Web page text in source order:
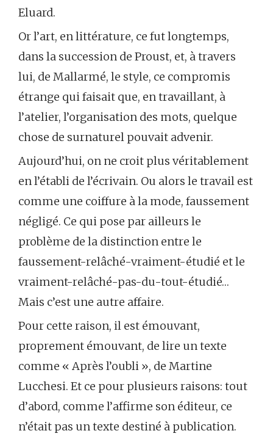
Eluard.
Or l’art, en littérature, ce fut longtemps,
dans la succession de Proust, et, à travers
lui, de Mallarmé, le style, ce compromis
étrange qui faisait que, en travaillant, à
l’atelier, l’organisation des mots, quelque
chose de surnaturel pouvait advenir.
Aujourd’hui, on ne croit plus véritablement
en l’établi de l’écrivain. Ou alors le travail est
comme une coiffure à la mode, faussement
négligé. Ce qui pose par ailleurs le
problème de la distinction entre le
faussement-relâché-vraiment-étudié et le
vraiment-relâché-pas-du-tout-étudié…
Mais c’est une autre affaire.
Pour cette raison, il est émouvant,
proprement émouvant, de lire un texte
comme « Après l’oubli », de Martine
Lucchesi. Et ce pour plusieurs raisons: tout
d’abord, comme l’affirme son éditeur, ce
n’était pas un texte destiné à publication.